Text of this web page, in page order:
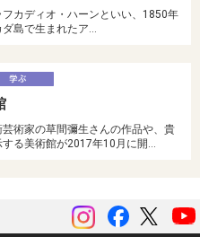
カディオ・ハーンといい、1850年
島で生まれたア…
術家の草間彌生さんの作品や、貴
る美術館が2017年10月に開…
ツイ
Facebook
instagram